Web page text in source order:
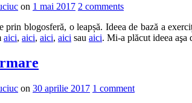
on 1 mai 2017 2 comments
prin blogosferă, o leapșă. Ideea de bază a
aici, aici, aici, aici sau aici. Mi-a plăcut ideea aşa
on 30 aprilie 2017 1 comment